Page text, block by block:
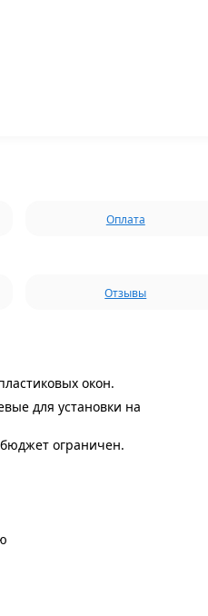
Оплата
Отзывы
окон.
для установки на
ограничен.